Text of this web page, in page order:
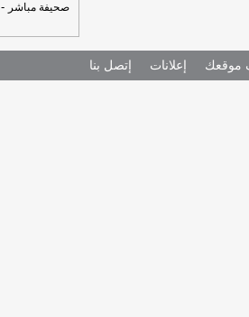
صحيفة مباشر -
موقعك إعلانات إتصل بنا